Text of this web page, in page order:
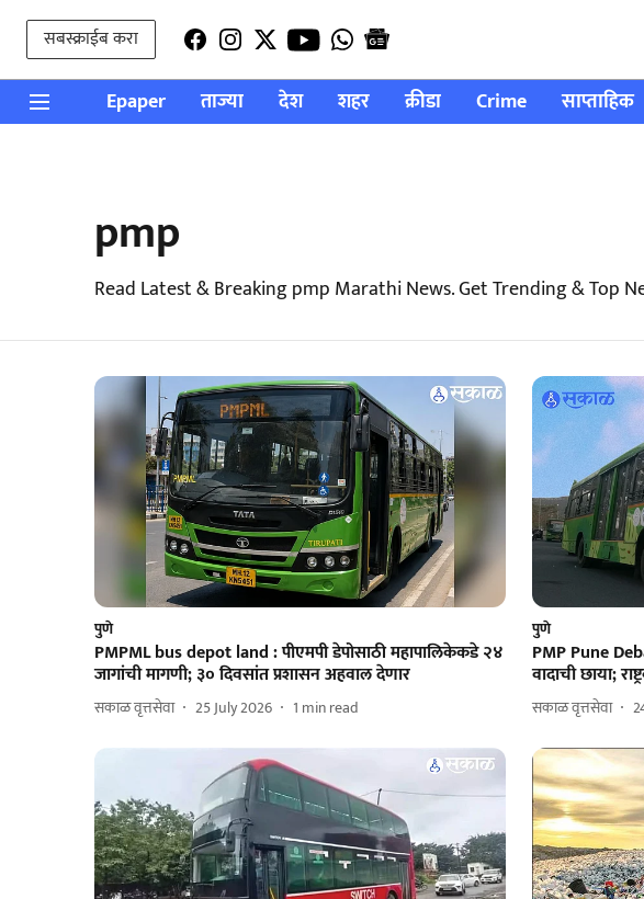
सबस्क्राईब करा
Epaper ताज्या देश शहर क्रीडा Crime साप्ताहिक
pmp
Read Latest & Breaking pmp Marathi News. Get Trending & Top
पुणे
PMPML bus depot land : पीएमपी डेपोसाठी महापालिकेकडे २४
जागांची मागणी; ३० दिवसांत प्रशासन अहवाल देणार
सकाळ वृत्तसेवा 25 July 2026 1 min read
पुणे
PMP Pune
वादाची छाया;
सकाळ वृत्तसेवा